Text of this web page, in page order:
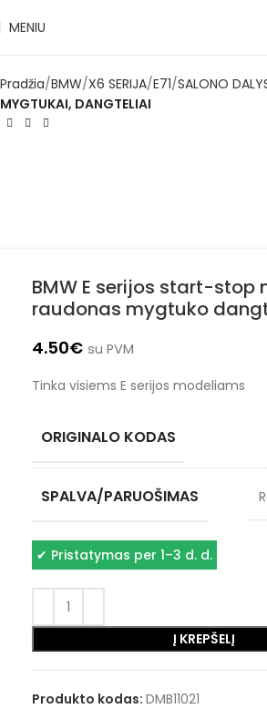
MENIU
Pradžia BMW X6 SERIJA E71 SALONO
MYGTUKAI, DANGTELIAI
BMW E serijos start-stop
raudonas mygtuko
4.50€ su PVM
Tinka visiems E serijos modeliams
ORIGINALO KODAS
SPALVA/PARUOŠIMAS
✔ Pristatymas per 1–3 d. d.
Į KREPŠELĮ
Produkto kodas: DMB11021